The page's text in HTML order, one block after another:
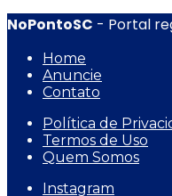
NoPontoSC - Portal
Home
Anuncie
Contato
Política de
Termos de Uso
Quem Somos
Instagram